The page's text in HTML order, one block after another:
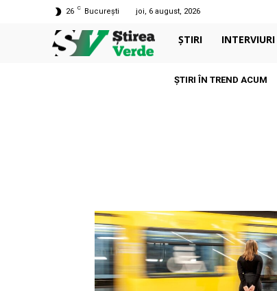
26 C București joi, 6 august, 2026
ȘTIRI INTERVIURI
ȘTIRI ÎN TREND ACUM